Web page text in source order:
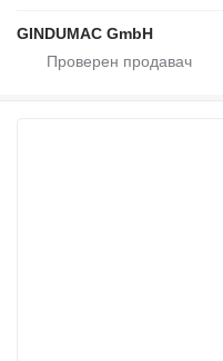
GINDUMAC GmbH